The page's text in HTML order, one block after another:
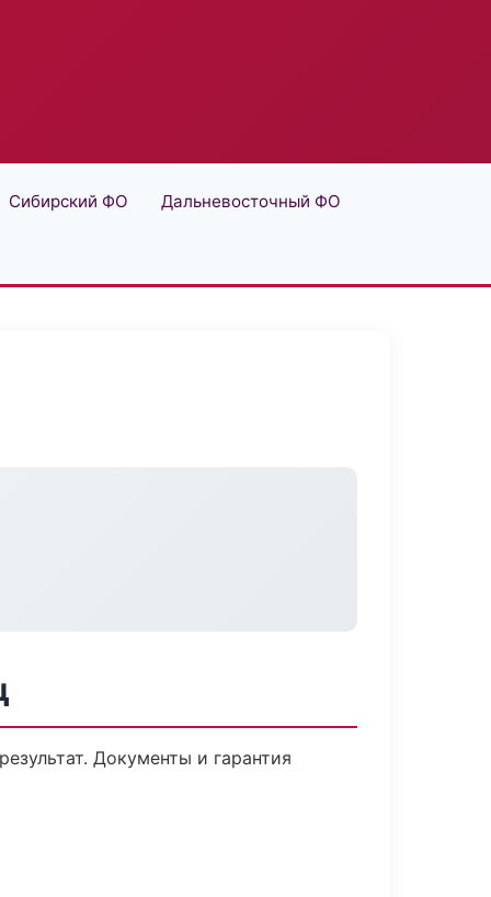
Сибирский ФО Дальневосточный ФО
Документы и гарантия